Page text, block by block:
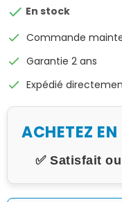
 En stock
check Commande
check Garantie 2 ans
check Expédié
ACHETEZ
✅ Satisfait